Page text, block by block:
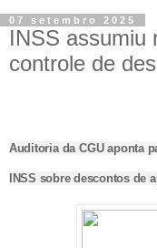
07 setembro 2025
INSS assumiu
controle de
Auditoria da CGU aponta
INSS sobre descontos de